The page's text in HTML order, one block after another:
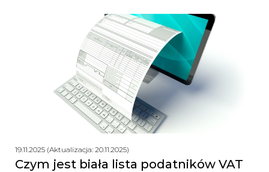
19.11.2025 (Aktualizacja: 20.11.2025)
Czym jest biała lista podatników VAT